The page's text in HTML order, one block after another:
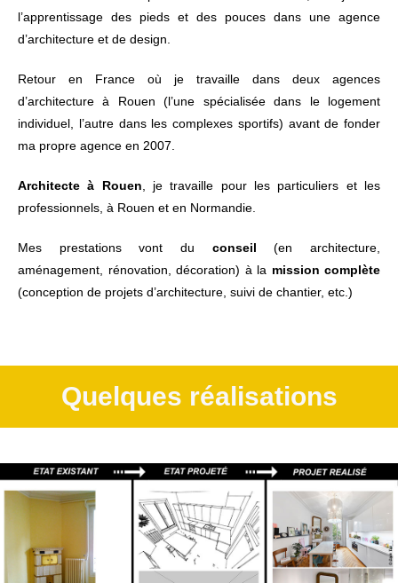
l’apprentissage des pieds et des pouces dans une agence
d’architecture et de design.
Retour en France où je travaille dans deux agences
d’architecture à Rouen (l’une spécialisée dans le logement
individuel, l’autre dans les complexes sportifs) avant de fonder
ma propre agence en 2007.
Architecte à Rouen , je travaille pour les particuliers et les
professionnels, à Rouen et en Normandie.
Mes prestations vont du conseil (en architecture,
aménagement, rénovation, décoration) à la mission complète
(conception de projets d’architecture, suivi de chantier, etc.)
Quelques réalisations